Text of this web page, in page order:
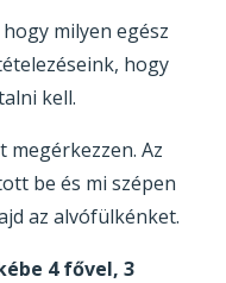
milyen egész
hogy
kell.
Az
be és mi szépen
az alvófülkénket.
4 fővel, 3